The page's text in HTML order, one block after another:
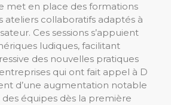
met en place des formations
ateliers collaboratifs adaptés à
Ces sessions s’appuient
ludiques, facilitant
des nouvelles pratiques
qui ont fait appel à D
d’une augmentation notable
équipes dès la première